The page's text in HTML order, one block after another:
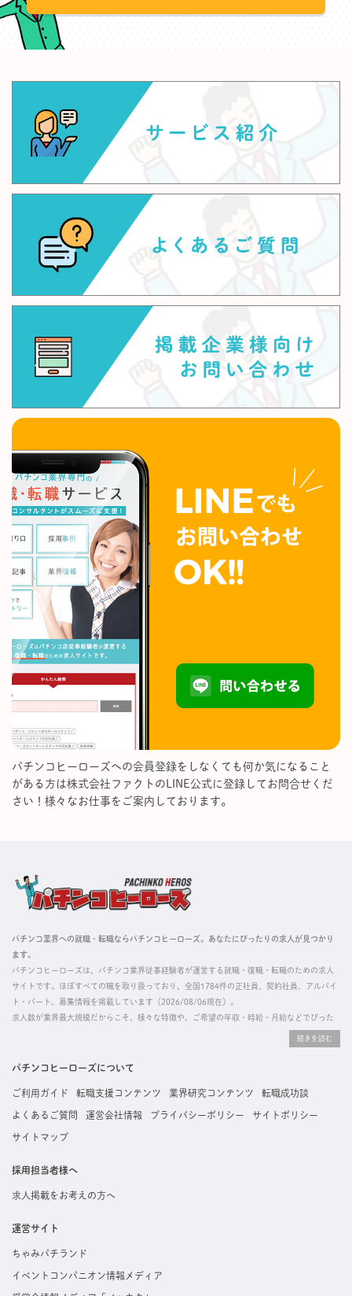
パチンコヒーローズへの会員登録をしなくても何か気になること
がある方は株式会社ファクトのLINE公式に登録してお問合せくだ
さい！様々なお仕事をご案内しております。
パチンコ業界への就職・転職ならパチンコヒーローズ。あなたにぴったりの求人が見つかり
ます。
パチンコヒーローズは、パチンコ業界従事経験者が運営する就職・復職・転職のための求人
サイトです。ほぼすべての職を取り扱っており、全国1784件の正社員、契約社員、アルバイ
ト・パート、募集情報を掲載しています（2026/08/06現在）。
求人数が業界最大規模だからこそ、様々な特徴や、ご希望の年収・時給・月給などでぴった
掲載している求人は、すべて契約法人様から寄せられた正規の求人情報です。応募いただい
た内容はすぐに直接事業所に届くためスムーズに転職・復職できます。
パチンコヒーローズについて
ご利用ガイド 転職支援コンテンツ 業界研究コンテンツ 転職成功談
よくあるご質問 運営会社情報 プライバシーポリシー サイトポリシー
サイトマップ
採用担当者様へ
求人掲載をお考えの方へ
運営サイト
ちゃみパチランド
イベントコンパニオン情報メディア